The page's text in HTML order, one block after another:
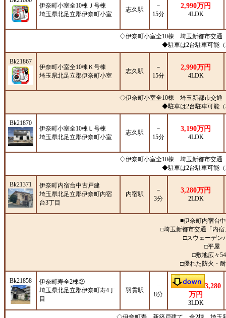
伊奈町小室全10棟Ｊ号棟
埼玉県北足立郡伊奈町小室
志久駅
－
15分
2,990万円
4LDK
◇伊奈町小室全10棟 埼玉新都市交通
◆駐車は2台駐車可能
Bk21867
伊奈町小室全10棟Ｋ号棟
埼玉県北足立郡伊奈町小室
志久駅
－
15分
2,990万円
4LDK
◇伊奈町小室全10棟 埼玉新都市交通
◆駐車は2台駐車可能
Bk21870
伊奈町小室全10棟Ｌ号棟
埼玉県北足立郡伊奈町小室
志久駅
－
15分
3,190万円
4LDK
◇伊奈町小室全10棟 埼玉新都市交通
◆駐車は2台駐車可能
Bk21371
伊奈町内宿台中古戸建
埼玉県北足立郡伊奈町内宿
台3丁目
内宿駅
－
3分
3,280万円
2LDK
■伊奈町内宿台
□埼玉新都市交通「内
□スウェーデン
□平屋
□敷地広々
□優れた防火・
Bk21858
伊奈町寿全2棟②
埼玉県北足立郡伊奈町寿4丁
目
羽貫駅
－
8分
3,280
万円
3LDK